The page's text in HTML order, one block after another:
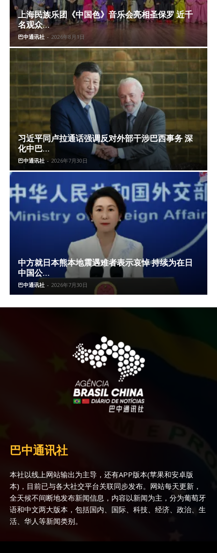
上海民族乐团《中国色》音乐会亮相圣保罗 近千
名观众...
巴中通讯社 - 2026年8月1日
习近平同卢拉通话强调反对外部干涉巴西事务 深
化中巴...
巴中通讯社 - 2026年7月30日
中方就日本熊本地震遇难者表示哀悼 持续为在日
中国公...
巴中通讯社 - 2026年7月30日
巴中通讯社
本社以线上网站输出为主导，还有APP版本(苹果和安卓版
本)，目前已与各大社交平台关联同步发布。网站每天更新，
全天候不间断地发布新闻信息，内容以新闻为主，分为葡萄牙
语和中文两大版本，包括国内、国际、科技、经济、政治、生
活、华人等新闻类别。